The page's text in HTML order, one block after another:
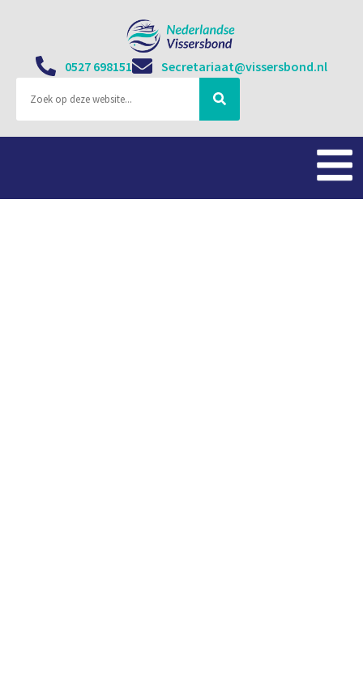
0527 698151 Secretariaat@vissersbond.nl